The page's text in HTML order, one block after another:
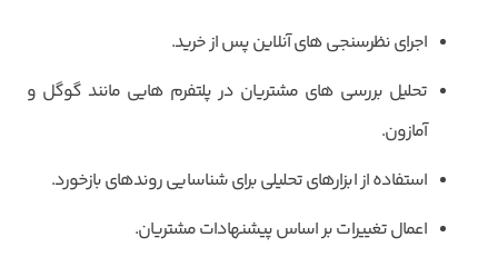
اجرای نظرسنجی های آنلاین پس از خرید.
تحلیل بررسی های مشتریان در پلتفرم هایی مانند گوگل و
آمازون.
استفاده از ابزارهای تحلیلی برای شناسایی روندهای بازخورد.
اعمال تغییرات بر اساس پیشنهادات مشتریان.